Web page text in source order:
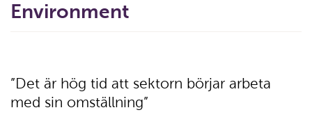
Environment
”Det är hög tid att sektorn börjar arbeta
med sin omställning”